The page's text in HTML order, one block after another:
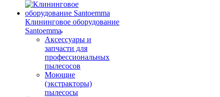
Клининговое оборудование
Santoemma
Аксессуары и
запчасти для
профессиональных
пылесосов
Моющие
(экстракторы)
пылесосы